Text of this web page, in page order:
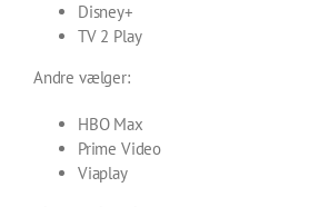
Disney+
TV 2 Play
Andre vælger:
HBO Max
Prime Video
Viaplay